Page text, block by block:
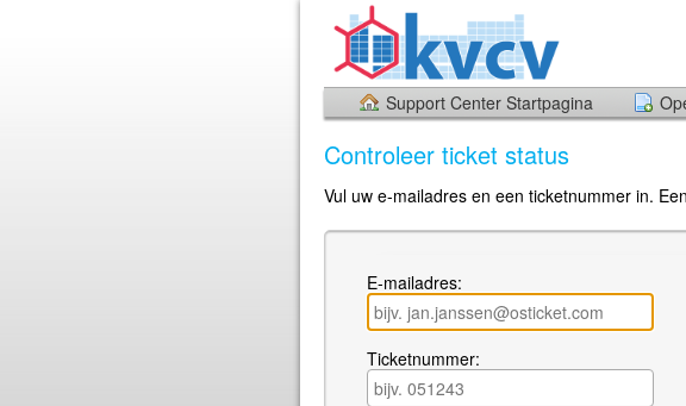
Support Center Startpagina
Controleer ticket status
Vul uw e-mailadres en een ticketnummer in.
E-mailadres:
Ticketnummer: